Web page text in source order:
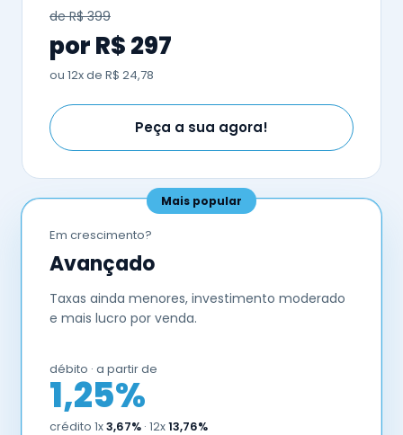
de R$ 399
por R$ 297
ou 12x de R$ 24,78
Peça a sua agora!
Mais popular
Em crescimento?
Avançado
Taxas ainda menores, investimento moderado
e mais lucro por venda.
débito · a partir de
1,25%
crédito 1x3,67% · 12x13,76%